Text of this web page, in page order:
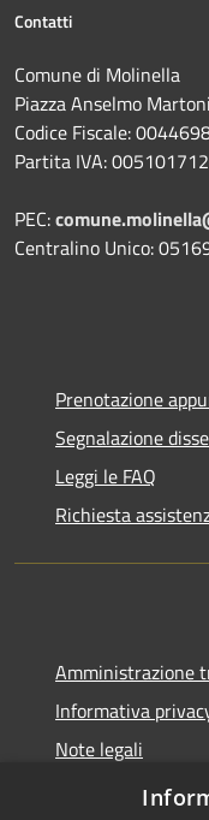
Contatti
Comune di Molinella
Piazza Anselmo
Codice Fiscale:
Partita IVA:
PEC:
Centralino Unico:
Prenotazione
Segnalazione
Leggi le FAQ
Richiesta
Amministrazione
Informativa
Note legali
Dichiarazione di